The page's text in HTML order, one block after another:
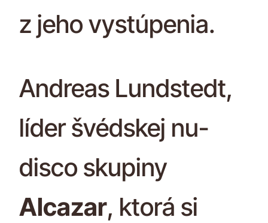
z jeho vystúpenia.
Andreas Lundstedt,
líder švédskej nu-
disco skupiny
Alcazar, ktorá si